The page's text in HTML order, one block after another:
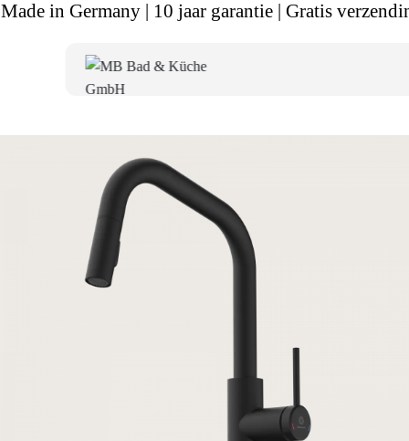
Made in Germany | 10 jaar garantie | Gratis